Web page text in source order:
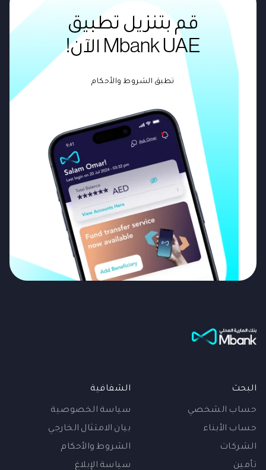
قم بتنزيل تطبيق
Mbank UAE الآن!
تطبق الشروط والأحكام
البحث
حساب الشخصي
حساب الأبناء
الشركات
تأمين
الشفافية
سياسة الخصوصية
بيان الامتثال الخارجي
الشروط والأحكام
سياسة الإبلاغ